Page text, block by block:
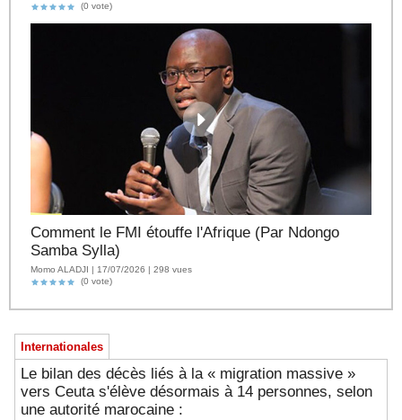
(0 vote)
Comment le FMI étouffe l'Afrique (Par Ndongo
Samba Sylla)
Momo ALADJI | 17/07/2026 | 298 vues
(0 vote)
Internationales
Le bilan des décès liés à la « migration massive »
vers Ceuta s'élève désormais à 14 personnes, selon
une autorité marocaine :